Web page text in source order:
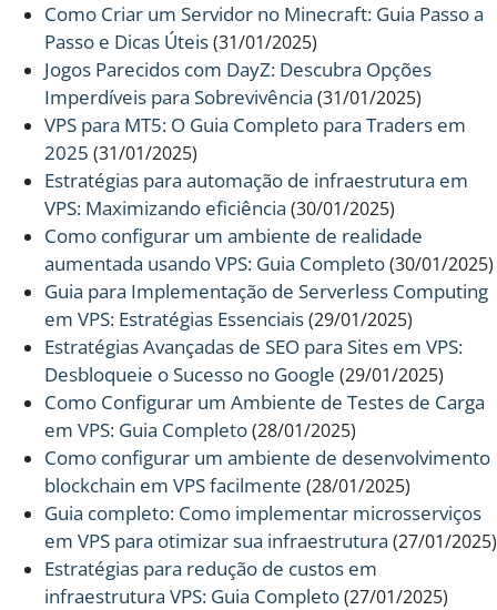
Como Criar um Servidor no Minecraft: Guia Passo a
Passo e Dicas Úteis(31/01/2025)
Jogos Parecidos com DayZ: Descubra Opções
Imperdíveis para Sobrevivência (31/01/2025)
VPS para MT5: O Guia Completo para Traders em
2025 (31/01/2025)
Estratégias para automação de infraestrutura em
VPS: Maximizando eficiência (30/01/2025)
Como configurar um ambiente de realidade
aumentada usando VPS: Guia Completo(30/01/2025)
Guia para Implementação de Serverless Computing
em VPS: Estratégias Essenciais(29/01/2025)
Estratégias Avançadas de SEO para Sites em VPS:
Desbloqueie o Sucesso no Google (29/01/2025)
Como Configurar um Ambiente de Testes de Carga
em VPS: Guia Completo(28/01/2025)
Como configurar um ambiente de desenvolvimento
blockchain em VPS facilmente (28/01/2025)
Guia completo: Como implementar microsserviços
em VPS para otimizar sua infraestrutura (27/01/2025)
Estratégias para redução de custos em
infraestrutura VPS: Guia Completo(27/01/2025)